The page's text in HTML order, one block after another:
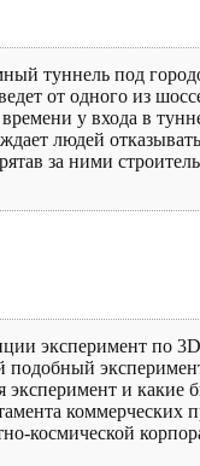
туннель под
от одного из
у входа в
людей
за ними
эксперимент по
и какие
коммерческих
космической